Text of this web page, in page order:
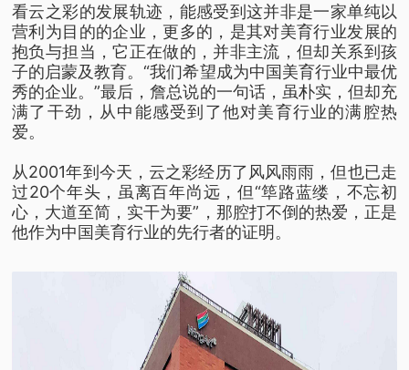
看云之彩的发展轨迹，能感受到这并非是一家单纯以
营利为目的的企业，更多的，是其对美育行业发展的
抱负与担当，它正在做的，并非主流，但却关系到孩
子的启蒙及教育。“我们希望成为中国美育行业中最优
秀的企业。”最后，詹总说的一句话，虽朴实，但却充
满了干劲，从中能感受到了他对美育行业的满腔热
爱。
从2001年到今天，云之彩经历了风风雨雨，但也已走
过20个年头，虽离百年尚远，但“筚路蓝缕，不忘初
心，大道至简，实干为要”，那腔打不倒的热爱，正是
他作为中国美育行业的先行者的证明。